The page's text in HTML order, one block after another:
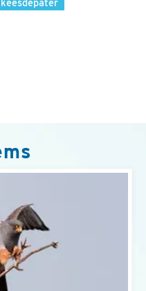
keesdepater